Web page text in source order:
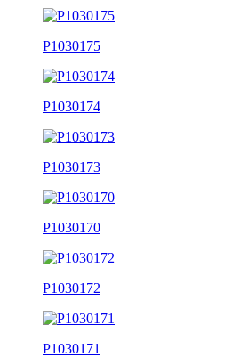
P1030175
P1030174
P1030173
P1030170
P1030172
P1030171